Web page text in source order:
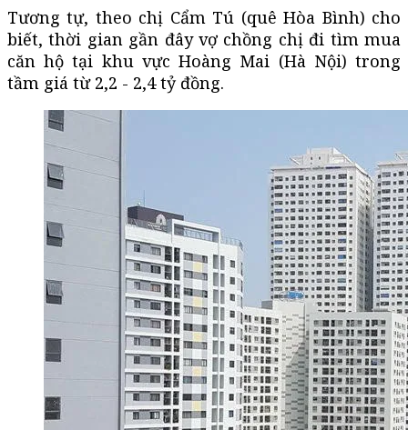
Tương tự, theo chị Cẩm Tú (quê Hòa Bình) cho
biết, thời gian gần đây vợ chồng chị đi tìm mua
căn hộ tại khu vực Hoàng Mai (Hà Nội) trong
tầm giá từ 2,2 - 2,4 tỷ đồng.